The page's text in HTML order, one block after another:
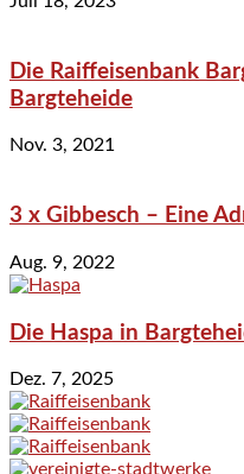
Die Raiffeisenbank
Bargteheide
Nov. 3, 2021
3 x Gibbesch – Eine
Aug. 9, 2022
Die Haspa in
Dez. 7, 2025